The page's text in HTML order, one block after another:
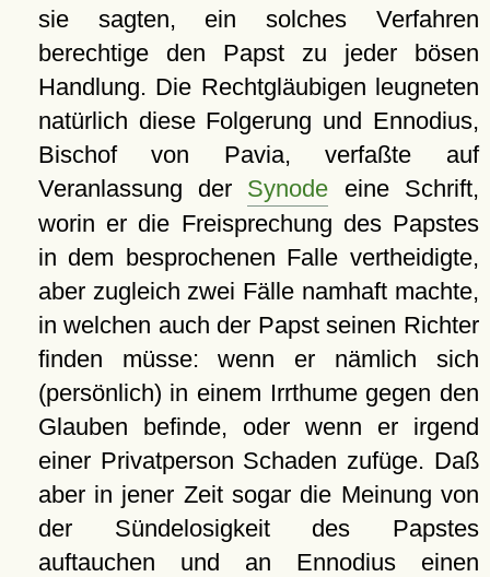
sie sagten, ein solches Verfahren
berechtige den Papst zu jeder bösen
Handlung. Die Rechtgläubigen leugneten
natürlich diese Folgerung und Ennodius,
Bischof von Pavia, verfaßte auf
Veranlassung der Synode eine Schrift,
worin er die Freisprechung des Papstes
in dem besprochenen Falle vertheidigte,
aber zugleich zwei Fälle namhaft machte,
in welchen auch der Papst seinen Richter
finden müsse: wenn er nämlich sich
(persönlich) in einem Irrthume gegen den
Glauben befinde, oder wenn er irgend
einer Privatperson Schaden zufüge. Daß
aber in jener Zeit sogar die Meinung von
der Sündelosigkeit des Papstes
auftauchen und an Ennodius einen